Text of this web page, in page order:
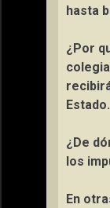
hasta
¿Por
Estado.
¿De
los
En